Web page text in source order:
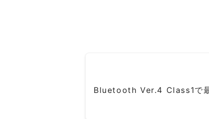
Bluetooth Ver.4 Class1で最